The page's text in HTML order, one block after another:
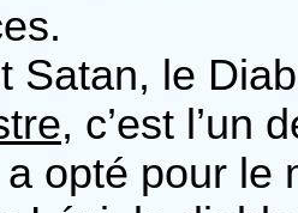
Satan, le
, c’est l’un
a opté pour le